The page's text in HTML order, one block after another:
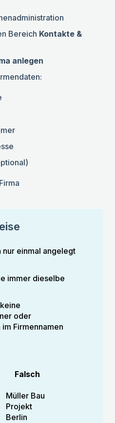
Bereich Kontakte &
anlegen
nur einmal angelegt
immer dieselbe
oder
Firmennamen
Falsch
Müller Bau
Projekt
Berlin